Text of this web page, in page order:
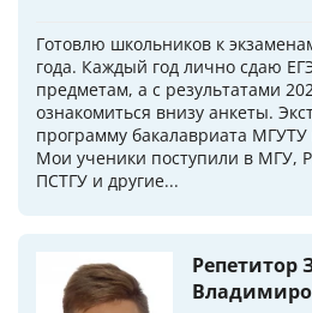
Готовлю школьников к
года. Каждый год лично сдаю
предметам, а с результатами
ознакомиться внизу анкеты.
программу бакалавриата МГУТУ
Мои ученики поступили в МГУ,
ПСТГУ и другие...
Репетитор